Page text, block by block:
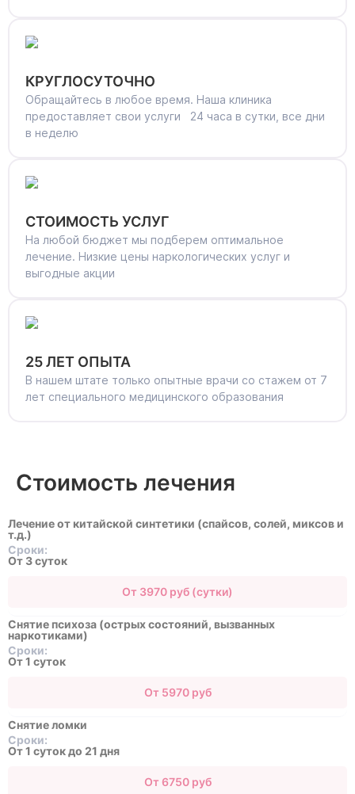
КРУГЛОСУТОЧНО
Обращайтесь в любое время. Наша клиника
предоставляет свои услуги 24 часа в сутки, все дни
в неделю
СТОИМОСТЬ УСЛУГ
На любой бюджет мы подберем оптимальное
лечение. Низкие цены наркологических услуг и
выгодные акции
25 ЛЕТ ОПЫТА
В нашем штате только опытные врачи со стажем от 7
лет специального медицинского образования
Стоимость лечения
Лечение от китайской синтетики (спайсов, солей, миксов и
т.д.)
Сроки:
От 3 суток
От 3970 руб (сутки)
Снятие психоза (острых состояний, вызванных
наркотиками)
Сроки:
От 1 суток
От 5970 руб
Снятие ломки
Сроки:
От 1 суток до 21 дня
От 6750 руб